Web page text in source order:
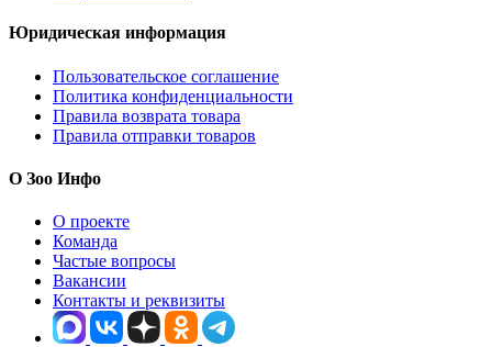
Юридическая информация
Пользовательское соглашение
Политика конфиденциальности
Правила возврата товара
Правила отправки товаров
О Зоо Инфо
О проекте
Команда
Частые вопросы
Вакансии
Контакты и реквизиты